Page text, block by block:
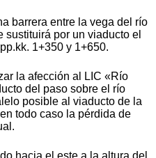
barrera entre la vega del río
sustituirá por un viaducto el
1+350 y 1+650.
la afección al LIC «Río
del paso sobre el río
posible al viaducto de la
todo caso la pérdida de
hacia el este a la altura del